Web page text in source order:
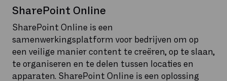
SharePoint Online
SharePoint Online is een
samenwerkingsplatform voor bedrijven om op
een veilige manier content te creëren, op te slaan,
te organiseren en te delen tussen locaties en
apparaten. SharePoint Online is een oplossing